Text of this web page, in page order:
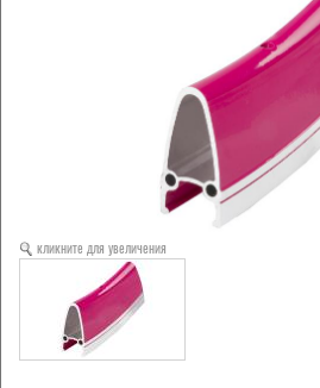
кликните для увеличения